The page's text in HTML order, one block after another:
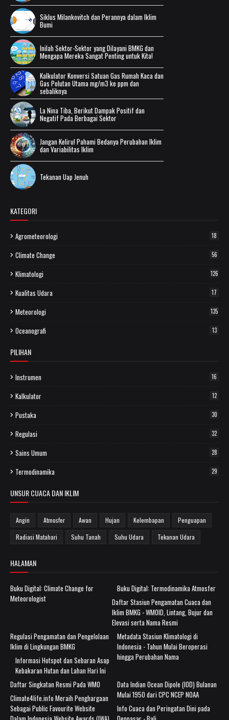
Siklus Milankovitch dan Perannya dalam Iklim
Bumi
Inilah Sektor-Sektor yang Dilayani BMKG dan
Mengapa Mereka Sangat Penting untuk Kita!
Kalkulator Konversi Satuan Gas Rumah Kaca dan
Gas Polutan Utama mg/m3 ke ppm dan
sebaliknya
La Nina Tiba, Berikut Dampak Positif dan
Negatif Pada Berbagai Sektor
Jangan Keliru! Pahami Bedanya Perubahan Iklim
dan Variabilitas Iklim
Tekanan Uap Jenuh
KATEGORI
Agrometeorologi 18
Climate Change 56
Klimatologi 126
Kualitas Udara 17
Meteorologi 135
Oceanografi 13
PILIHAN
Instrumen 16
Kalkulator 12
Pustaka 30
Regulasi 32
Sains Umum 28
Termodinamika 29
UNSUR CUACA DAN IKLIM
Angin Atmosfer Awan Hujan Kelembapan
Penguapan
Radiasi Matahari
Suhu Tanah Suhu Udara Tekanan Udara
HALAMAN
Buku Digital: Climate Change for
Meteorologist
Buku Digital: Termodinamika Atmosfer
Daftar Stasiun Pengamatan Cuaca dan
Iklim BMKG - WMOID, Lintang, Bujur dan
Elevasi serta Nama Resmi
Metadata Stasiun Klimatologi di
Indonesia - Tahun Mulai Beroperasi
hingga Perubahan Nama
Regulasi Pengamatan dan Pengelolaan
Iklim di Lingkungan BMKG
Informasi Hotspot dan Sebaran Asap
Kebakaran Hutan dan Lahan Hari Ini
Daftar Singkatan Resmi Pada WMO
Data Indian Ocean Dipole (IOD) Bulanan
Mulai 1950 dari CPC NCEP NOAA
Climate4life.info Meraih Penghargaan
Sebagai Public Favourite Website
Info Cuaca dan Peringatan Dini pada